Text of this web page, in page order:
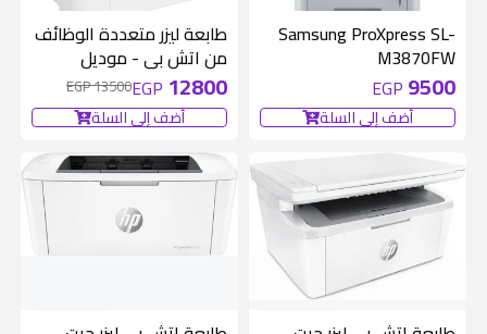
واسود .
•* طباعة
* نتوورك
* يو اس بي
Samsung ProXpress SL-
M3870FW
9500
EGP
أضف إلى السلة
متوفر 1 قطع
طابعة ليزر متعددة الوظائف
من اتش بي - موديل
137fnw
12800
EGP
13500 EGP
أضف إلى السلة